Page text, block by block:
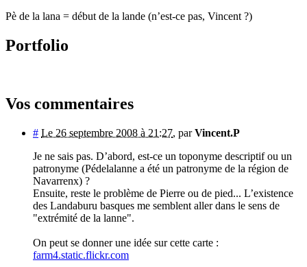
Pè de la lana = début de la lande (n’est-ce pas, Vincent ?)
Portfolio
Vos commentaires
# Le 26 septembre 2008 à 21:27, parVincent.P
Je ne sais pas. D’abord, est-ce un toponyme descriptif ou un
patronyme (Pédelalanne a été un patronyme de la région de
Navarrenx) ?
Ensuite, reste le problème de Pierre ou de pied... L’existence
des Landaburu basques me semblent aller dans le sens de
"extrémité de la lanne".
On peut se donner une idée sur cette carte :
farm4.static.flickr.com